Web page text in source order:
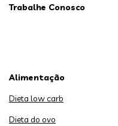
Trabalhe Conosco
Alimentação
Dieta low carb
Dieta do ovo